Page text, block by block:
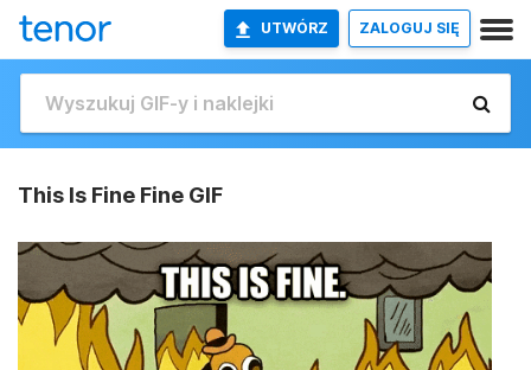
UTWÓRZ ZALOGUJ SIĘ
This Is Fine Fine GIF